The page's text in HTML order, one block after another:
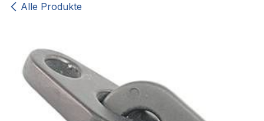
Alle Produkte